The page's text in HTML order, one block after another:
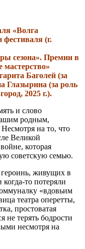
«Волга
(г.
сезона». Премии в
мастерство»
Баголей (за
Глазырина (за роль
2025 г.).
и слово
родным,
на то, что
Великой
которая
советскую семью.
героинь, живущих в
то потеряли
«вдовьим
театра оперетты,
простоватая
не терять бодрости
несмотря на